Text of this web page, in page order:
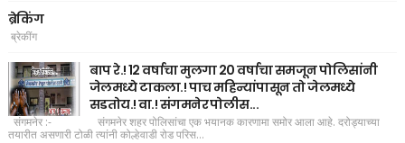
ब्रेकिंग
ब्रेकींग
बाप रे.! 12 वर्षाचा मुलगा 20 वर्षाचा समजून पोलिसांनी
जेलमध्ये टाकला.! पाच महिन्यांपासून तो जेलमध्ये
सडतोय.! वा.! संगमनेर पोलीस...
संगमनेर :- संगमनेर शहर पोलिसांचा एक भयानक कारणामा समोर आला आहे. दरोड्याच्या
तयारीत असणारी टोळी त्यांनी कोल्हेवाडी रोड परिस...